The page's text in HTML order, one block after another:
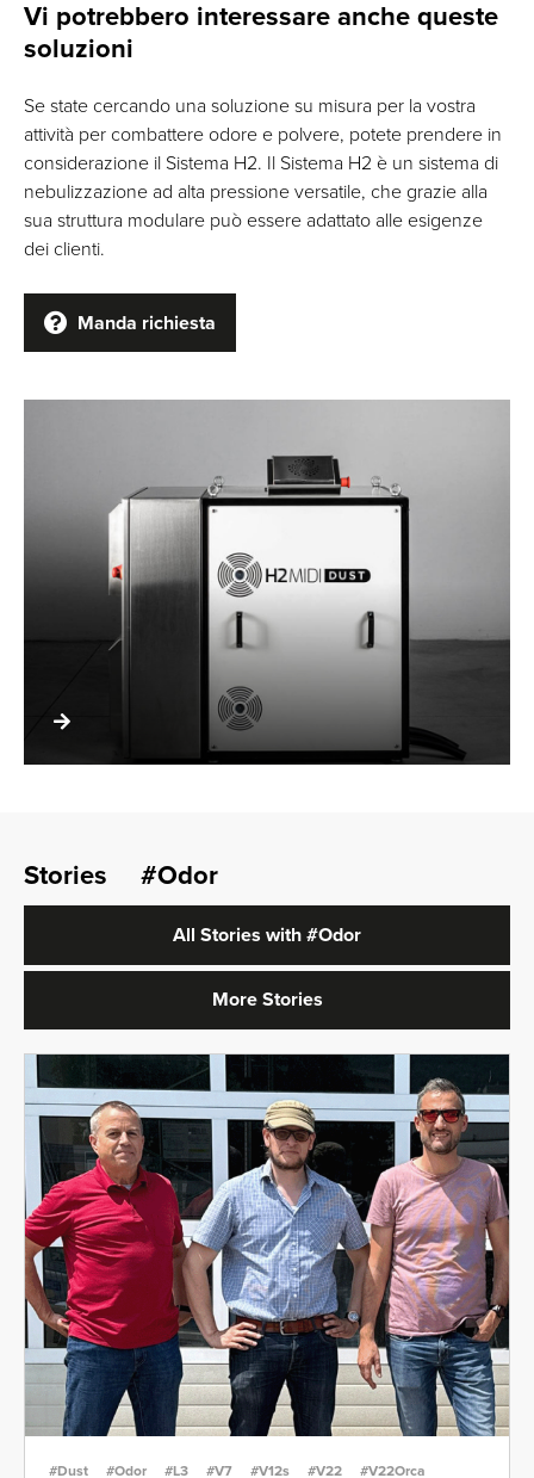
Vi potrebbero interessare anche queste
soluzioni
Se state cercando una soluzione su misura per la vostra
attività per combattere odore e polvere, potete prendere in
considerazione il Sistema H2. Il Sistema H2 è un sistema di
nebulizzazione ad alta pressione versatile, che grazie alla
sua struttura modulare può essere adattato alle esigenze
dei clienti.
Manda richiesta
Stories #Odor
All Stories with #Odor
More Stories
#Dust #Odor #L3 #V7 #V12s #V22 #V22Orca